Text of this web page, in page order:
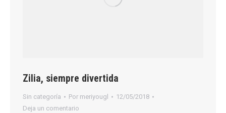
Zilia, siempre divertida
Sin categoría Por meriyougl
12/05/2018
Deja un comentario